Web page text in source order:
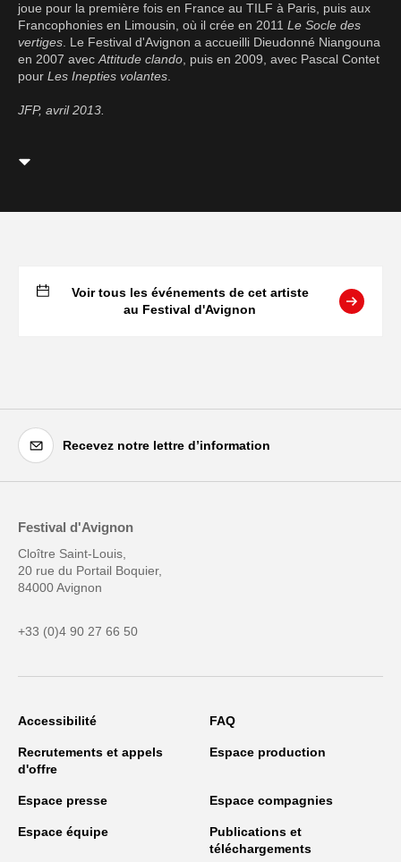
joue pour la première fois en France au TILF à Paris, puis aux
Francophonies en Limousin, où il crée en 2011 Le Socle des
vertiges . Le Festival d'Avignon a accueilli Dieudonné Niangouna
en 2007 avec Attitude clando , puis en 2009, avec Pascal Contet
pour Les Inepties volantes
JFP, avril 2013.
Voir tous les événements de cet artiste
au Festival d'Avignon
Recevez notre lettre d’information
Festival d'Avignon
Cloître Saint-Louis,
20 rue du Portail Boquier,
84000 Avignon
+33 (0)4 90 27 66 50
Accessibilité FAQ
Recrutements et appels
d'offre
Espace production
Espace presse Espace compagnies
Espace équipe
Publications et
téléchargements